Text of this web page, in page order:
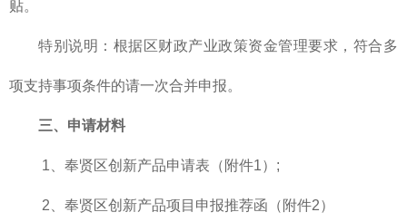
贴。
特别说明：根据区财政产业政策资金管理要求，符合多
项支持事项条件的请一次合并申报。
三、申请材料
1、奉贤区创新产品申请表（附件1）;
2、奉贤区创新产品项目申报推荐函（附件2）